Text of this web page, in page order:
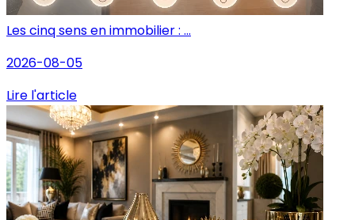
Les cinq sens en immobilier : ...
2026-08-05
Lire l'article